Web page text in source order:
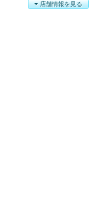
店舗情報を見る